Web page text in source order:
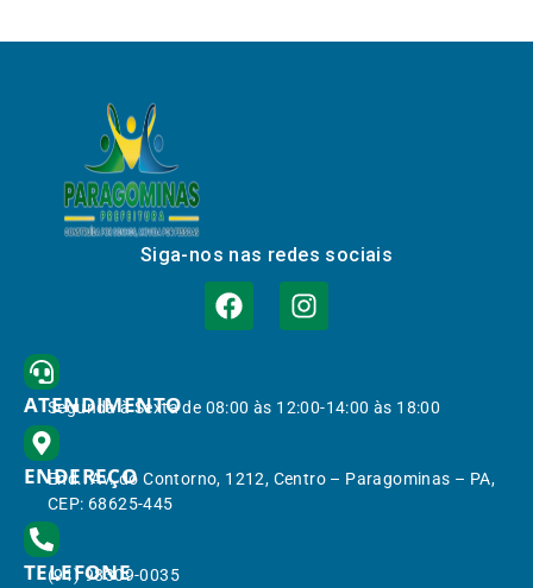
Siga-nos nas redes sociais
ATENDIMENTO
Segunda à Sexta de 08:00 às 12:00-14:00 às 18:00
ENDEREÇO
End.: Av. do Contorno, 1212, Centro – Paragominas – PA,
CEP: 68625-445
TELEFONE
(91) 98309-0035